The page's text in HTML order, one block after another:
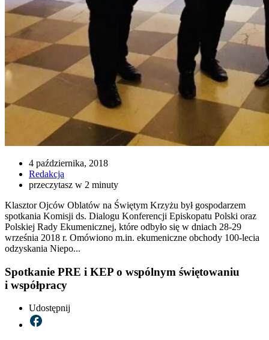
4 października, 2018
Redakcja
przeczytasz w 2 minuty
Klasztor Ojców Oblatów na Świętym Krzyżu był gospodarzem
spotkania Komisji ds. Dialogu Konferencji Episkopatu Polski oraz
Polskiej Rady Ekumenicznej, które odbyło się w dniach 28-29
września 2018 r. Omówiono m.in. ekumeniczne obchody 100-lecia
odzyskania Niepo...
Spotkanie PRE i KEP o wspólnym świętowaniu
i współpracy
Udostępnij